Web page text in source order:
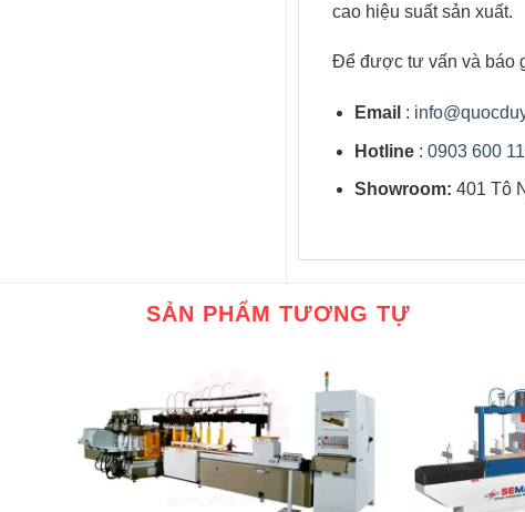
cao hiệu suất sản xuất.
Để được tư vấn và báo
Email :
Hotline :0903 600
Showroom: 401 Tô
SẢN PHẨM TƯƠNG TỰ